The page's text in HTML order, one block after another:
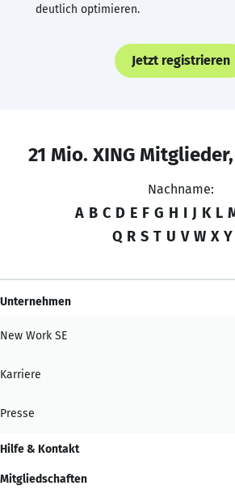
deutlich optimieren.
Jetzt registrieren
21 Mio. XING
Nachname:
A B C D E F G H I J K L
Q R S T U V W X Y
Unternehmen
New Work SE
Karriere
Presse
Hilfe & Kontakt
Mitgliedschaften